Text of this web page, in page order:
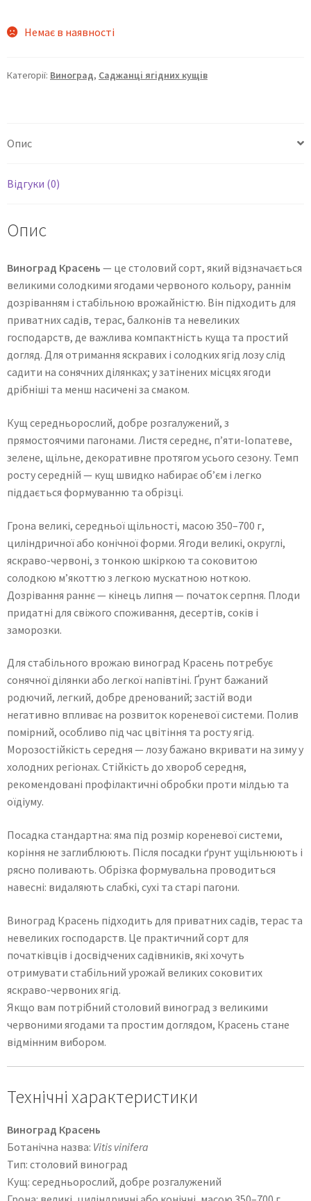
Немає в наявності
Категорії: Виноград, Саджанці ягідних кущів
Опис
Відгуки (0)
Опис
Виноград Красень — це столовий сорт, який відзначається
великими солодкими ягодами червоного кольору, раннім
дозріванням і стабільною врожайністю. Він підходить для
приватних садів, терас, балконів та невеликих
господарств, де важлива компактність куща та простий
догляд. Для отримання яскравих і солодких ягід лозу слід
садити на сонячних ділянках; у затінених місцях ягоди
дрібніші та менш насичені за смаком.
Кущ середньорослий, добре розгалужений, з
прямостоячими пагонами. Листя середнє, п’яти-lопатеве,
зелене, щільне, декоративне протягом усього сезону. Темп
росту середній — кущ швидко набирає об’єм і легко
піддається формуванню та обрізці.
Грона великі, середньої щільності, масою 350–700 г,
циліндричної або конічної форми. Ягоди великі, округлі,
яскраво-червоні, з тонкою шкіркою та соковитою
солодкою м’якоттю з легкою мускатною ноткою.
Дозрівання раннє — кінець липня — початок серпня. Плоди
придатні для свіжого споживання, десертів, соків і
заморозки.
Для стабільного врожаю виноград Красень потребує
сонячної ділянки або легкої напівтіні. Ґрунт бажаний
родючий, легкий, добре дренований; застій води
негативно впливає на розвиток кореневої системи. Полив
помірний, особливо під час цвітіння та росту ягід.
Морозостійкість середня — лозу бажано вкривати на зиму у
холодних регіонах. Стійкість до хвороб середня,
рекомендовані профілактичні обробки проти мілдью та
оїдіуму.
Посадка стандартна: яма під розмір кореневої системи,
коріння не заглиблюють. Після посадки ґрунт ущільнюють і
рясно поливають. Обрізка формувальна проводиться
навесні: видаляють слабкі, сухі та старі пагони.
Виноград Красень підходить для приватних садів, терас та
невеликих господарств. Це практичний сорт для
початківців і досвідчених садівників, які хочуть
отримувати стабільний урожай великих соковитих
яскраво-червоних ягід.
Якщо вам потрібний столовий виноград з великими
червоними ягодами та простим доглядом, Красень стане
відмінним вибором.
Технічні характеристики
Виноград Красень
Ботанічна назва: Vitis vinifera
Тип: столовий виноград
Кущ: середньорослий, добре розгалужений